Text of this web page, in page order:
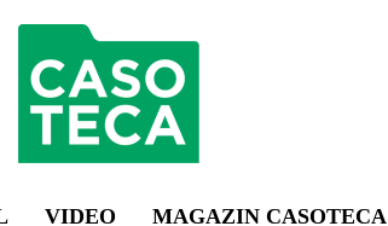
VIDEO MAGAZIN CASOTECA